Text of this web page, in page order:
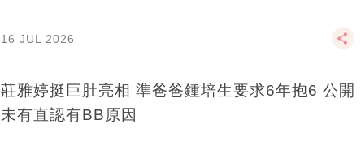
16 JUL 2026
莊雅婷挺巨肚亮相 準爸爸鍾培生要求6年抱6 公開
未有直認有BB原因